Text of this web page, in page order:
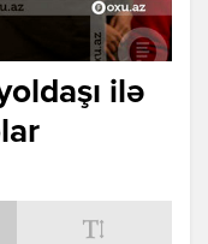
ilə